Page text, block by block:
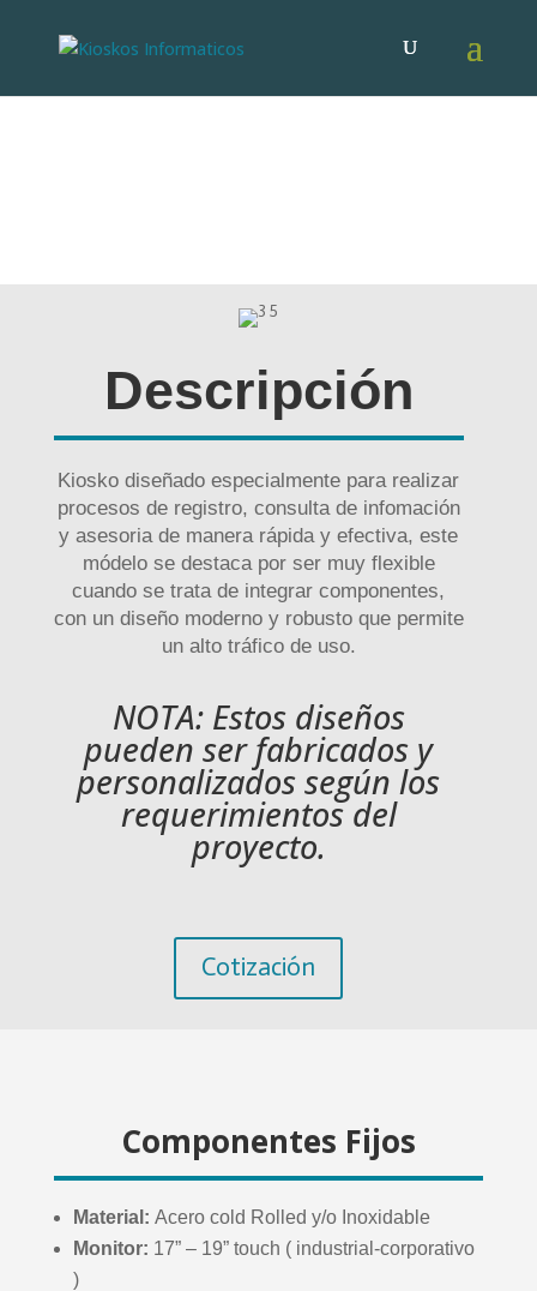
Descripción
Kiosko diseñado especialmente para realizar
procesos de registro, consulta de infomación
y asesoria de manera rápida y efectiva, este
módelo se destaca por ser muy flexible
cuando se trata de integrar componentes,
con un diseño moderno y robusto que permite
un alto tráfico de uso.
NOTA: Estos diseños
pueden ser fabricados y
personalizados según los
requerimientos del
proyecto.
Cotización
Componentes Fijos
Material: Acero cold Rolled y/o Inoxidable
Monitor: 17” – 19” touch ( industrial-corporativo
)